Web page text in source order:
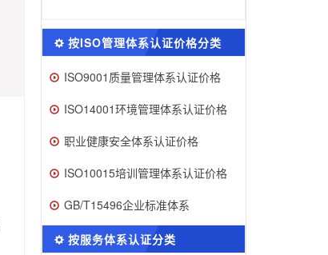
按ISO管理体系认证价格分类
ISO9001质量管理体系认证价格
ISO14001环境管理体系认证价格
职业健康安全体系认证价格
ISO10015培训管理体系认证价格
GB/T15496企业标准体系
按服务体系认证分类